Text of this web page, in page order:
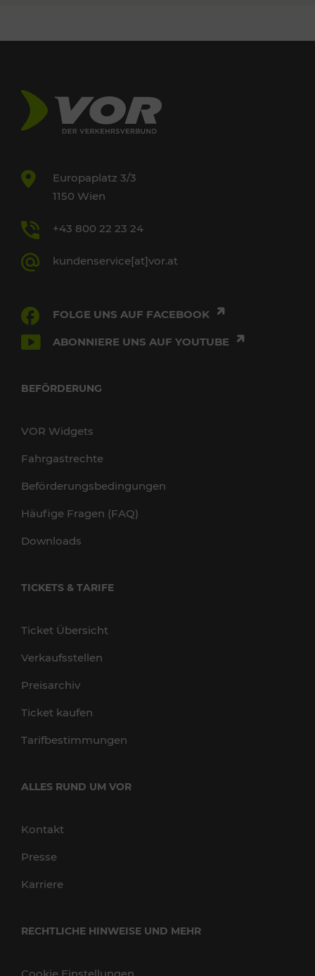
Europaplatz 3/3
1150 Wien
+43 800 22 23 24
kundenservice[at]vor.at
FOLGE UNS AUF FACEBOOK
ABONNIERE UNS AUF YOUTUBE
BEFÖRDERUNG
VOR Widgets
Fahrgastrechte
Beförderungsbedingungen
Häufige Fragen (FAQ)
Downloads
TICKETS & TARIFE
Ticket Übersicht
Verkaufsstellen
Preisarchiv
Ticket kaufen
Tarifbestimmungen
ALLES RUND UM VOR
Kontakt
Presse
Karriere
RECHTLICHE HINWEISE UND MEHR